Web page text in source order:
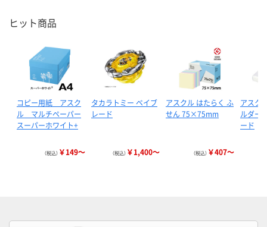
ヒット商品
コピー用紙 アスク
ル マルチペーパー
スーパーホワイト+
（税込） ￥149～
タカラトミー ベイブ
レード
（税込） ￥1,400～
アスクル はたらく ふ
せん 75×75mm
（税込） ￥407～
アスク
ルダー
ード